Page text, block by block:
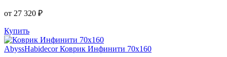
от 27 320 ₽
Купить
AbyssHabidecor Коврик Инфинити 70х160